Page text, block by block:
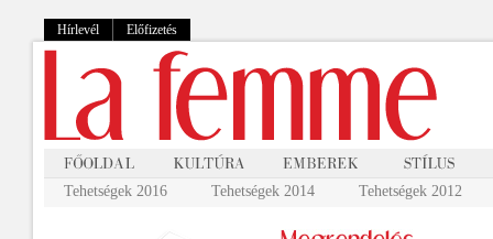
Hírlevél Előfizetés
Tehetségek 2016 Tehetségek 2014 Tehetségek 2012